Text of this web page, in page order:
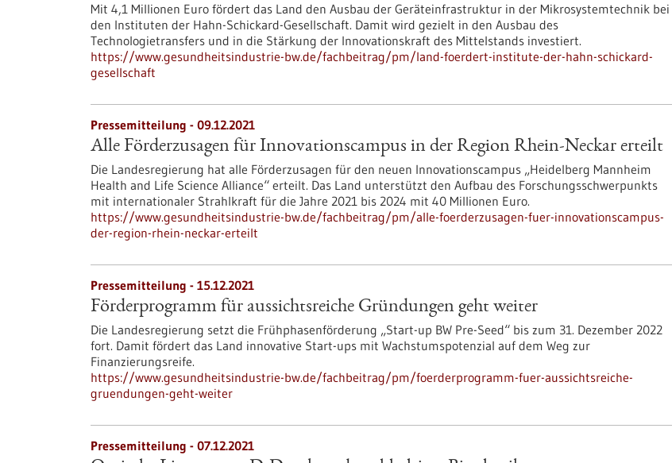
Mit 4,1 Millionen Euro fördert das Land den Ausbau der Geräteinfrastruktur in der Mikrosystemtechnik bei
den Instituten der Hahn-Schickard-Gesellschaft. Damit wird gezielt in den Ausbau des
Technologietransfers und in die Stärkung der Innovationskraft des Mittelstands investiert.
https://www.gesundheitsindustrie-bw.de/fachbeitrag/pm/land-foerdert-institute-der-hahn-schickard-
gesellschaft
Pressemitteilung - 09.12.2021
Alle Förderzusagen für Innovationscampus in der Region Rhein-Neckar erteilt
Die Landesregierung hat alle Förderzusagen für den neuen Innovationscampus „Heidelberg Mannheim
Health and Life Science Alliance“ erteilt. Das Land unterstützt den Aufbau des Forschungsschwerpunkts
mit internationaler Strahlkraft für die Jahre 2021 bis 2024 mit 40 Millionen Euro.
https://www.gesundheitsindustrie-bw.de/fachbeitrag/pm/alle-foerderzusagen-fuer-innovationscampus-
der-region-rhein-neckar-erteilt
Pressemitteilung - 15.12.2021
Förderprogramm für aussichtsreiche Gründungen geht weiter
Die Landesregierung setzt die Frühphasenförderung „Start-up BW Pre-Seed“ bis zum 31. Dezember 2022
fort. Damit fördert das Land innovative Start-ups mit Wachstumspotenzial auf dem Weg zur
Finanzierungsreife.
https://www.gesundheitsindustrie-bw.de/fachbeitrag/pm/foerderprogramm-fuer-aussichtsreiche-
gruendungen-geht-weiter
Pressemitteilung - 07.12.2021